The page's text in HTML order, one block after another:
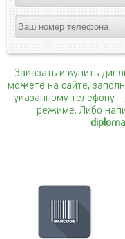
Заказать и купить
можете на сайте,
указанному телефону -
режиме. Либо